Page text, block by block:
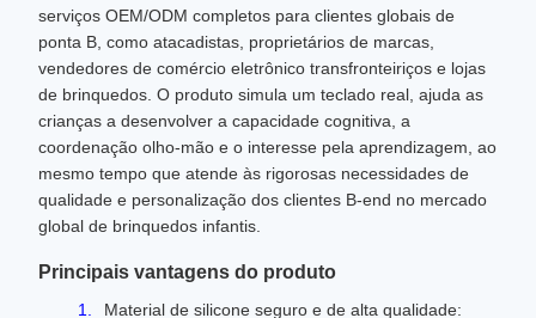
serviços OEM/ODM completos para clientes globais de
ponta B, como atacadistas, proprietários de marcas,
vendedores de comércio eletrônico transfronteiriços e lojas
de brinquedos. O produto simula um teclado real, ajuda as
crianças a desenvolver a capacidade cognitiva, a
coordenação olho-mão e o interesse pela aprendizagem, ao
mesmo tempo que atende às rigorosas necessidades de
qualidade e personalização dos clientes B-end no mercado
global de brinquedos infantis.
Principais vantagens do produto
Material de silicone seguro e de alta qualidade: